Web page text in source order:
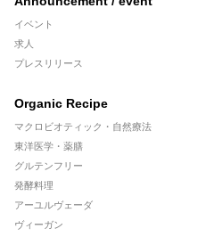
イベント
求人
プレスリリース
Organic Recipe
マクロビオティック・自然療法
東洋医学・薬膳
グルテンフリー
発酵料理
アーユルヴェーダ
ヴィーガン